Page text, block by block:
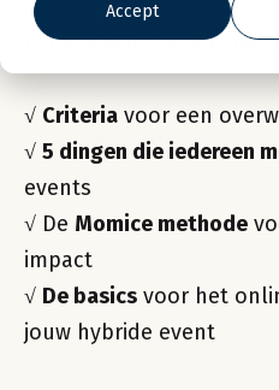
Accept
In deze whitepaper vind
√ Criteria voor een
√ 5 dingen die iedereen
events
√ De Momice methode
impact
√ De basics voor het
jouw hybride event